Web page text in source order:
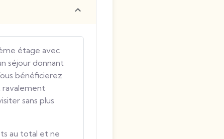
étage avec
séjour donnant
bénéficierez
ravalement
sans plus
au total et ne